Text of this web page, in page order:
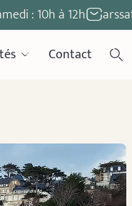
: 10h à 12h
Contact